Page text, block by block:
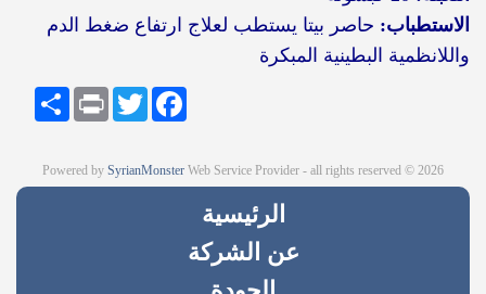
الاستطباب: حاصر بيتا يستطب لعلاج ارتفاع ضغط الدم
واللانظمية البطينية المبكرة
Share PrintTwitter
Facebook
Powered by SyrianMonster Web Service Provider - all rights reserved © 2026
الرئيسية
عن الشركة